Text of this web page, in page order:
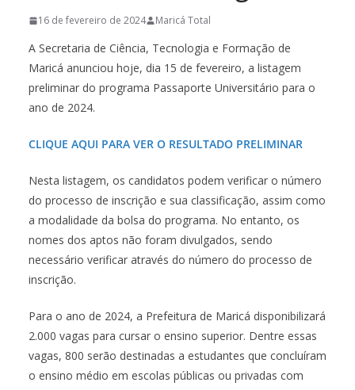
16 de fevereiro de 2024 Maricá Total
A Secretaria de Ciência, Tecnologia e Formação de
Maricá anunciou hoje, dia 15 de fevereiro, a listagem
preliminar do programa Passaporte Universitário para o
ano de 2024.
CLIQUE AQUI PARA VER O RESULTADO PRELIMINAR
Nesta listagem, os candidatos podem verificar o número
do processo de inscrição e sua classificação, assim como
a modalidade da bolsa do programa. No entanto, os
nomes dos aptos não foram divulgados, sendo
necessário verificar através do número do processo de
inscrição.
Para o ano de 2024, a Prefeitura de Maricá disponibilizará
2.000 vagas para cursar o ensino superior. Dentre essas
vagas, 800 serão destinadas a estudantes que concluíram
o ensino médio em escolas públicas ou privadas com